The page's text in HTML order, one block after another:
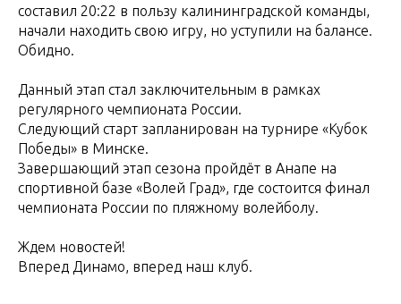
составил 20:22 в пользу калининградской команды,
начали находить свою игру, но уступили на балансе.
Обидно.
Данный этап стал заключительным в рамках
регулярного чемпионата России.
Следующий старт запланирован на турнире «Кубок
Победы» в Минске.
Завершающий этап сезона пройдёт в Анапе на
спортивной базе «Волей Град», где состоится финал
чемпионата России по пляжному волейболу.
Ждем новостей!
Вперед Динамо, вперед наш клуб.